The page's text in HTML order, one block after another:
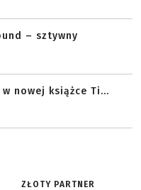
– sztywny
nowej książce Ti...
ZŁOTY PARTNER